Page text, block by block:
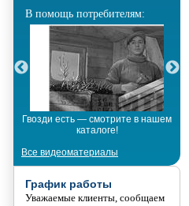
В помощь потребителям:
Гвозди есть — смотрите в нашем
каталоге!
Все видеоматериалы
График работы
Уважаемые клиенты, сообщаем